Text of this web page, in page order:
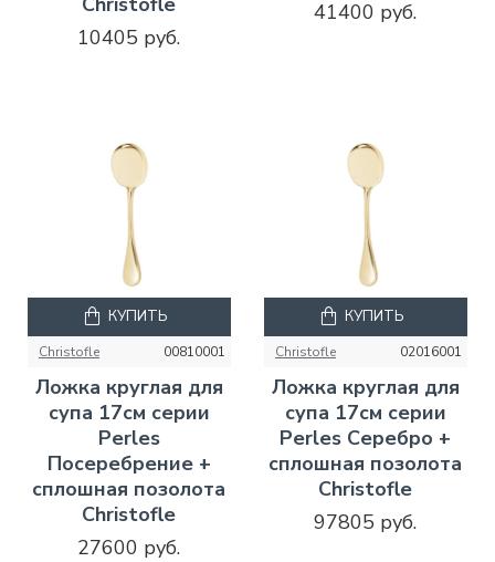
10405 руб.
41400 руб.
Christofle 00810001
Ложка круглая для
супа 17см серии
Perles
Посеребрение +
сплошная позолота
Christofle
27600 руб.
КУПИТЬ
Christofle 02016001
Ложка круглая для
супа 17см серии
Perles Серебро +
сплошная позолота
Christofle
97805 руб.
КУПИТЬ